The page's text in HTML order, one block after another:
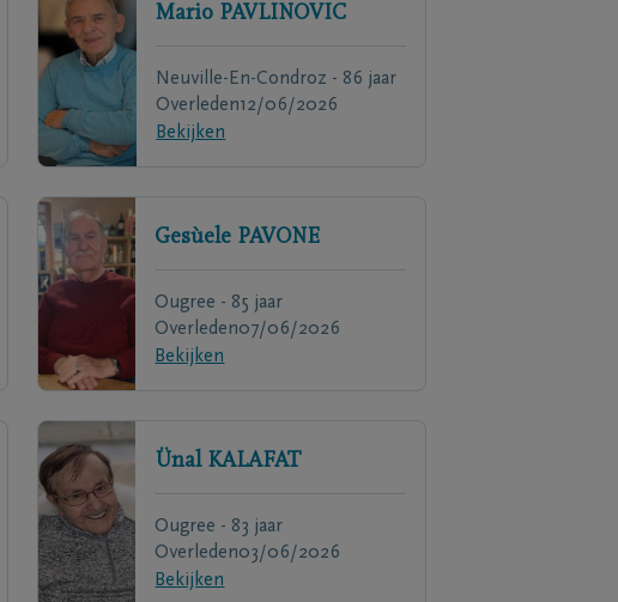
Mario PAVLINOVIC
Neuville-En-Condroz - 86 jaar
Overleden12/06/2026
Bekijken
Gesùele PAVONE
Ougree - 85 jaar
Overleden07/06/2026
Bekijken
Ünal KALAFAT
Ougree - 83 jaar
Overleden03/06/2026
Bekijken